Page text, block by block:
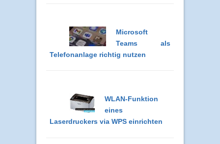
Microsoft
Teams als
Telefonanlage richtig nutzen
WLAN-Funktion
eines
Laserdruckers via WPS einrichten